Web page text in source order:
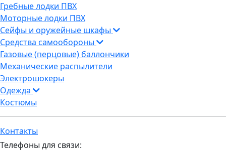
Гребные лодки ПВХ
Моторные лодки ПВХ
Сейфы и оружейные шкафы
Средства самообороны
Газовые (перцовые) баллончики
Механические распылители
Электрошокеры
Одежда
Костюмы
Контакты
Телефоны для связи: